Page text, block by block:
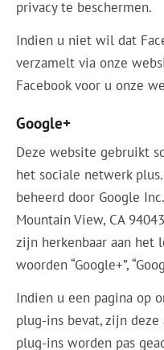
privacy te beschermen.
Indien u niet wil dat
verzamelt via onze
Facebook voor u onze
Google+
Deze website gebruikt
het sociale netwerk
beheerd door Google
Mountain View, CA
zijn herkenbaar aan het
woorden “Google+”,
Indien u een pagina op
plug-ins bevat, zijn
plug-ins worden pas